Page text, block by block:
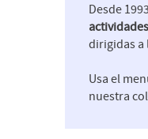
Desde
dirigidas a
Usa el
nuestra